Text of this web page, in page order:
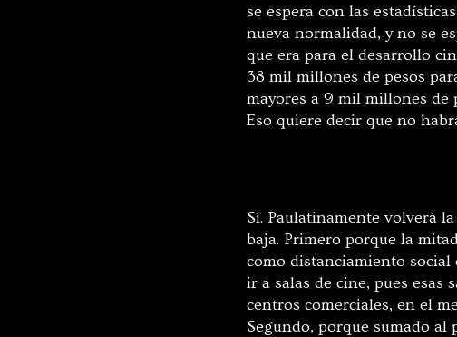
se espera con las
nueva normalidad, y no se
que era para el desarrollo
38 mil millones de pesos
mayores a 9 mil millones de
Eso quiere decir que no
Sí. Paulatinamente volverá
baja. Primero porque la
como distanciamiento social
ir a salas de cine, pues esas
centros comerciales, en el
Segundo, porque sumado